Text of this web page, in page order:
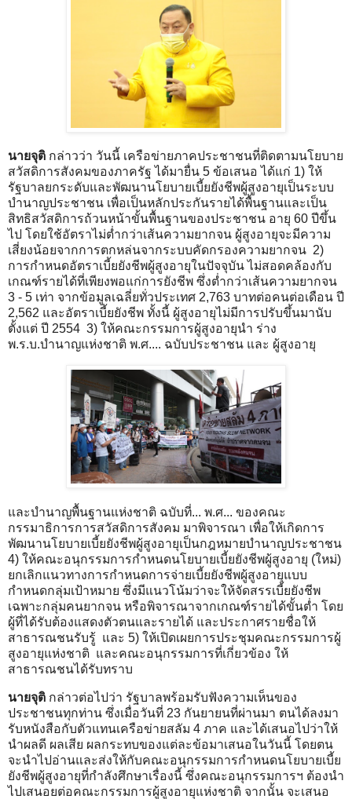
นายจุติ กล่าวว่า วันนี้ เครือข่ายภาคประชาชนที่ติดตามนโยบาย
สวัสดิการสังคมของภาครัฐ ได้มายื่น 5 ข้อเสนอ ได้แก่ 1) ให้
รัฐบาลยกระดับและพัฒนานโยบายเบี้ยยังชีพผู้สูงอายุเป็นระบบ
บำนาญประชาชน เพื่อเป็นหลักประกันรายได้พื้นฐานและเป็น
สิทธิสวัสดิการถ้วนหน้าขั้นพื้นฐานของประชาชน อายุ 60 ปีขึ้น
ไป โดยใช้อัตราไม่ต่ำกว่าเส้นความยากจน ผู้สูงอายุจะมีความ
เสี่ยงน้อยจากการตกหล่นจากระบบคัดกรองความยากจน 2)
การกำหนดอัตราเบี้ยยังชีพผู้สูงอายุในปัจจุบัน ไม่สอดคล้องกับ
เกณฑ์รายได้ที่เพียงพอแก่การยังชีพ ซึ่งต่ำกว่าเส้นความยากจน
3 - 5 เท่า จากข้อมูลเฉลี่ยทั่วประเทศ 2,763 บาทต่อคนต่อเดือน ปี
2,562 และอัตราเบี้ยยังชีพ ทั้งนี้ ผู้สูงอายุไม่มีการปรับขึ้นมานับ
ตั้งแต่ ปี 2554 3) ให้คณะกรรมการผู้สูงอายุนำ ร่าง
พ.ร.บ.บำนาญแห่งชาติ พ.ศ.... ฉบับประชาชน และ ผู้สูงอายุ
และบำนาญพื้นฐานแห่งชาติ ฉบับที่... พ.ศ... ของคณะ
กรรมาธิการการสวัสดิการสังคม มาพิจารณา เพื่อให้เกิดการ
พัฒนานโยบายเบี้ยยังชีพผู้สูงอายุเป็นกฎหมายบำนาญประชาชน
4) ให้คณะอนุกรรมการกำหนดนโยบายเบี้ยยังชีพผู้สูงอายุ (ใหม่)
ยกเลิกแนวทางการกำหนดการจ่ายเบี้ยยังชีพผู้สูงอายุแบบ
กำหนดกลุ่มเป้าหมาย ซึ่งมีแนวโน้มว่าจะให้จัดสรรเบี้ยยังชีพ
เฉพาะกลุ่มคนยากจน หรือพิจารณาจากเกณฑ์รายได้ขั้นต่ำ โดย
ผู้ที่ได้รับต้องแสดงตัวตนและรายได้ และประกาศรายชื่อให้
สาธารณชนรับรู้ และ 5) ให้เปิดเผยการประชุมคณะกรรมการผู้
สูงอายุแห่งชาติ และคณะอนุกรรมการที่เกี่ยวข้อง ให้
สาธารณชนได้รับทราบ
นายจุติ กล่าวต่อไปว่า รัฐบาลพร้อมรับฟังความเห็นของ
ประชาชนทุกท่าน ซึ่งเมื่อวันที่ 23 กันยายนที่ผ่านมา ตนได้ลงมา
รับหนังสือกับตัวแทนเครือข่ายสลัม 4 ภาค และได้เสนอไปว่าให้
นำผลดี ผลเสีย ผลกระทบของแต่ละข้อมาเสนอในวันนี้ โดยตน
จะนำไปอ่านและส่งให้กับคณะอนุกรรมการกำหนดนโยบายเบี้ย
ยังชีพผู้สูงอายุที่กำลังศึกษาเรื่องนี้ ซึ่งคณะอนุกรรมการฯ ต้องนำ
ไปเสนอยต่อคณะกรรมการผู้สูงอายุแห่งชาติ จากนั้น จะเสนอ